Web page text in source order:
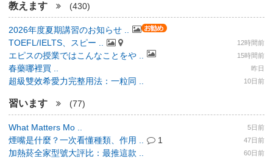
教えます (430)
2026年度夏期講習のお知らせ ..
TOEFL/IELTS、スピー ..
12時間前
エピスの授業ではこんなことをや .. 15時間前
春藥哪裡買 .. 昨日
超級雙效希愛力完整用法：一粒同 .. 10日前
習います (77)
What Matters Mo .. 5日前
煙嘴是什麼？一次看懂種類、作用 .. 1 47日前
加熱菸全家型號大評比：最推這款 .. 60日前